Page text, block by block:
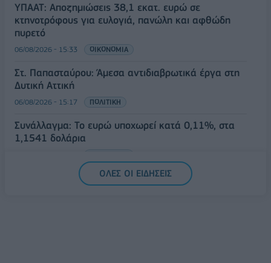
ΥΠΑΑΤ: Αποζημιώσεις 38,1 εκατ. ευρώ σε
κτηνοτρόφους για ευλογιά, πανώλη και αφθώδη
πυρετό
06/08/2026 - 15:33 ΟΙΚΟΝΟΜΙΑ
Στ. Παπασταύρου: Άμεσα αντιδιαβρωτικά έργα στη
Δυτική Αττική
06/08/2026 - 15:17 ΠΟΛΙΤΙΚΗ
Συνάλλαγμα: Το ευρώ υποχωρεί κατά 0,11%, στα
1,1541 δολάρια
ΟΛΕΣ ΟΙ ΕΙΔΗΣΕΙΣ